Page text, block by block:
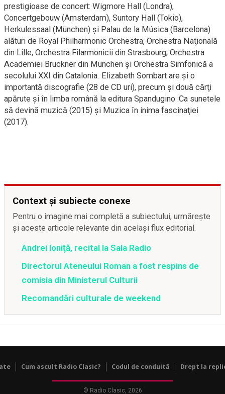
prestigioase de concert: Wigmore Hall (Londra),
Concertgebouw (Amsterdam), Suntory Hall (Tokio),
Herkulessaal (München) şi Palau de la Música (Barcelona)
alături de Royal Philharmonic Orchestra, Orchestra Naţională
din Lille, Orchestra Filarmonicii din Strasbourg, Orchestra
Academiei Bruckner din München şi Orchestra Simfonică a
secolului XXI din Catalonia. Elizabeth Sombart are şi o
importantă discografie (28 de CD uri), precum şi două cărţi
apărute şi în limba română la editura Spandugino :Ca sunetele
să devină muzică (2015) şi Muzica în inima fascinaţiei
(2017).
Context și subiecte conexe
Pentru o imagine mai completă a subiectului, urmărește
și aceste articole relevante din același flux editorial.
Andrei Ioniţă, recital la Sala Radio
Directorul Ateneului Roman a fost respins de
comisia din Ministerul Culturii
Recomandări culturale de weekend
Cum ascult Radio Clasic? Codul de conduită Drept la
© Radio Clasic, 2026